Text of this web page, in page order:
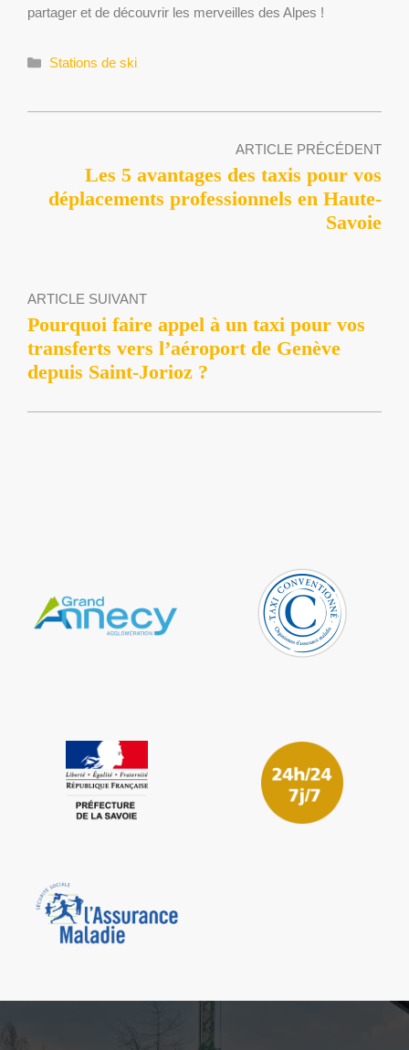
partager et de découvrir les merveilles des Alpes !
Catégories
Stations de ski
ARTICLE PRÉCÉDENT
Les 5 avantages des taxis pour vos
déplacements professionnels en Haute-
Savoie
ARTICLE SUIVANT
Pourquoi faire appel à un taxi pour vos
transferts vers l’aéroport de Genève
depuis Saint-Jorioz ?